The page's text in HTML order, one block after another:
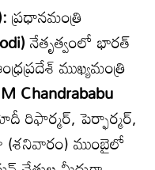
ప్రధానమంత్రి
నేతృత్వంలో భారత్
ముఖ్యమంత్రి
Chandrababu
రిఫార్మర్, పెర్ఫార్మర్,
(శనివారం) ముంబైలో